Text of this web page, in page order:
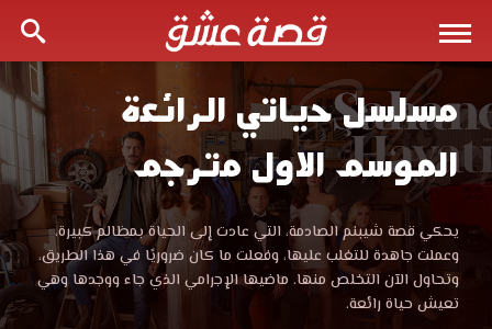
مسلسل
حياتي
الرائعة
الموسم
مسلسل حياتي الرائعة
الموسم الاول مترجم
مسلسل
حياتي
الرائعة
الموسم
يحكي قصة شيبنم الصادمة، التي عادت إلى الحياة بمظالم كبيرة،
وعملت جاهدة للتغلب عليها، وفعلت ما كان ضروريًا في هذا الطريق،
وتحاول الآن التخلص منها. ماضيها الإجرامي الذي جاء ووجدها وهي
تعيش حياة رائعة.